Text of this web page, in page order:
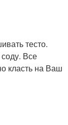
тесто.
Все
класть на Ваш